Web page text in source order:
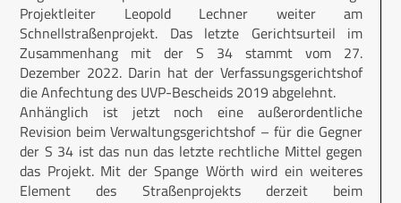
Projektleiter Leopold Lechner weiter am
Schnellstraßenprojekt. Das letzte Gerichtsurteil im
Zusammenhang mit der S 34 stammt vom 27.
Dezember 2022. Darin hat der Verfassungsgerichtshof
die Anfechtung des UVP-Bescheids 2019 abgelehnt.
Anhänglich ist jetzt noch eine außerordentliche
Revision beim Verwaltungsgerichtshof – für die Gegner
der S 34 ist das nun das letzte rechtliche Mittel gegen
das Projekt. Mit der Spange Wörth wird ein weiteres
Element des Straßenprojekts derzeit beim